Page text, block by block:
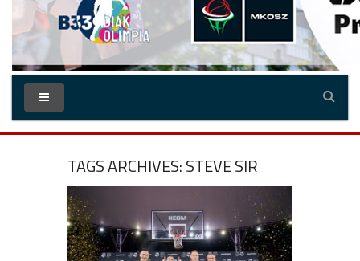
TAGS ARCHIVES: STEVE SIR